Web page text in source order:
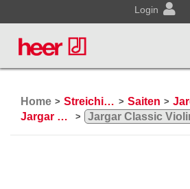
Login
Home > Streichinstrumente > Saiten >
Jargar Violinsaiten >